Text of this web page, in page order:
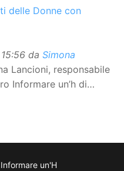
delle Donne con
da Simona
Lancioni, responsabile
Informare un’h di
del “Secondo Manifesto
un'H